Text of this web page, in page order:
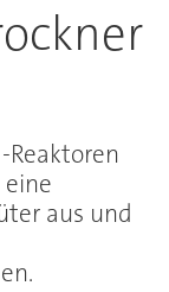
aus und